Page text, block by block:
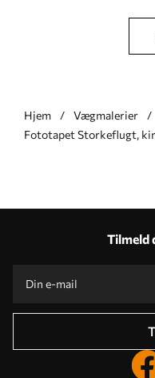
Hjem Vægmalerier
Fototapet Storkeflugt,
Tilmeld